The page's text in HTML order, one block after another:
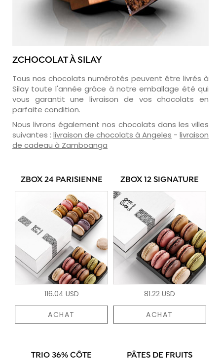
ZCHOCOLAT À SILAY
Tous nos chocolats numérotés peuvent être livrés à
Silay toute l'année grâce à notre emballage été qui
vous garantit une livraison de vos chocolats en
parfaite condition.
Nous livrons également nos chocolats dans les villes
suivantes : livraison de chocolats à Angeles - livraison
de cadeau à Zamboanga
ZBOX 24 PARISIENNE
116.04 USD
ACHAT
ZBOX 12 SIGNATURE
81.22 USD
ACHAT
TRIO 36% CÔTE PÂTES DE FRUITS